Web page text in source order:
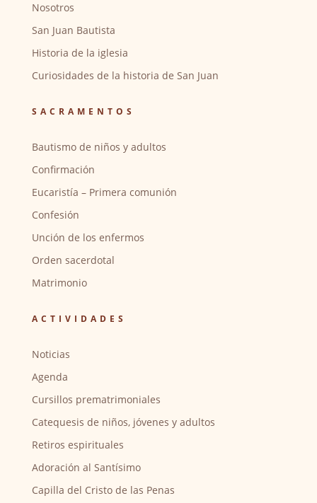
Nosotros
San Juan Bautista
Historia de la iglesia
Curiosidades de la historia de San Juan
SACRAMENTOS
Bautismo de niños y adultos
Confirmación
Eucaristía – Primera comunión
Confesión
Unción de los enfermos
Orden sacerdotal
Matrimonio
ACTIVIDADES
Noticias
Agenda
Cursillos prematrimoniales
Catequesis de niños, jóvenes y adultos
Retiros espirituales
Adoración al Santísimo
Capilla del Cristo de las Penas